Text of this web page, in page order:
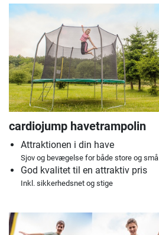
cardiojump havetrampolin
Attraktionen i din have
Sjov og bevægelse for både store og små
God kvalitet til en attraktiv pris
Inkl. sikkerhedsnet og stige